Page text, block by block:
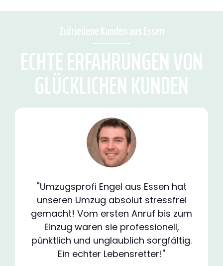
Zufriedene Kunden aus Essen
ECHTE ERFAHRUNGEN VON
GLÜCKLICHEN KUNDEN
"Umzugsprofi Engel aus Essen hat
unseren Umzug absolut stressfrei
gemacht! Vom ersten Anruf bis zum
Einzug waren sie professionell,
pünktlich und unglaublich sorgfältig.
Ein echter Lebensretter!"